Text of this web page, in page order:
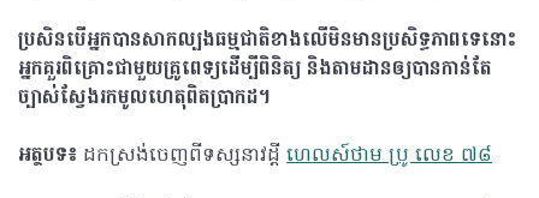
ប្រសិនបើអ្នកបានសាកល្បងធម្មជាតិខាងលើមិនមានប្រសិទ្ធភាពទេនោះ
អ្នកគួរពិគ្រោះជាមួយគ្រូពេទ្យដើម្បីពិនិត្យ និងតាមដានឲ្យបានកាន់តែ
ច្បាស់ស្វែងរកមូលហេតុពិតប្រាកដ។
អត្ថបទ៖ ដកស្រង់ចេញពីទស្សនាវដ្ដី ហេលស៍ថាម ប្រូ លេខ ៧៨